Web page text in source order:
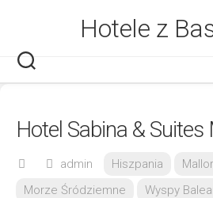
Hotele z
Hotel Sabina & Suites
admin Hiszpania
Morze Śródziemne
Wyspy